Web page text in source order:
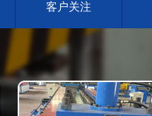
客户关注